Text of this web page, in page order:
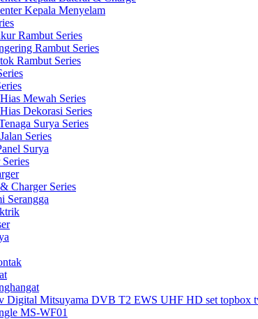
Kepala Menyelam
Rambut Series
Rambut Series
Rambut Series
Mewah Series
Dekorasi Series
Surya Series
Series
Surya
Charger Series
Serangga
Digital Mitsuyama DVB T2 EWS UHF HD set topbox
MS-WF01